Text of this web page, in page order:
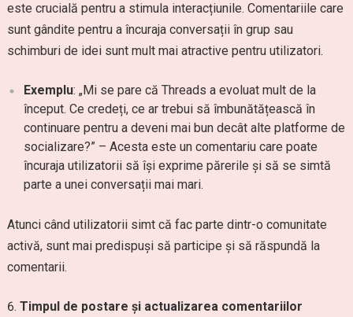
este crucială pentru a stimula interacțiunile. Comentariile care
sunt gândite pentru a încuraja conversații în grup sau
schimburi de idei sunt mult mai atractive pentru utilizatori.
Exemplu: „Mi se pare că Threads a evoluat mult de la
început. Ce credeți, ce ar trebui să îmbunătățească în
continuare pentru a deveni mai bun decât alte platforme de
socializare?” – Acesta este un comentariu care poate
încuraja utilizatorii să își exprime părerile și să se simtă
parte a unei conversații mai mari.
Atunci când utilizatorii simt că fac parte dintr-o comunitate
activă, sunt mai predispuși să participe și să răspundă la
comentarii.
Timpul de postare și actualizarea comentariilor